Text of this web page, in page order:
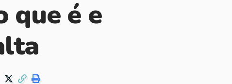
que é e